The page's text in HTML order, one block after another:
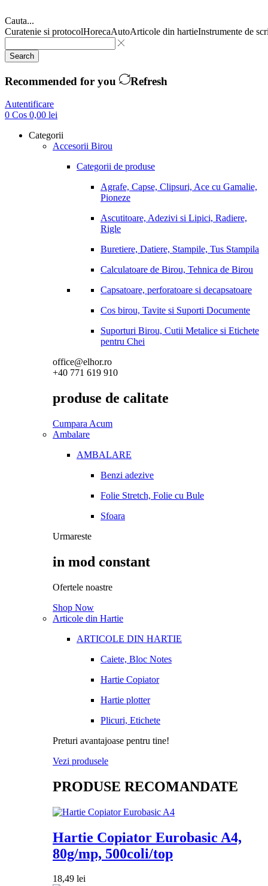
Cauta...
Curatenie si protocolHorecaAutoArticole din hartieInstrumente de
Search
Recommended for you Refresh
Autentificare
0 Cos 0,00 lei
Categorii
Accesorii Birou
Categorii de produse
Agrafe, Capse, Clipsuri, Ace cu Gamalie,
Pioneze
Ascutitoare, Adezivi si Lipici, Radiere,
Rigle
Buretiere, Datiere, Stampile, Tus Stampila
Calculatoare de Birou, Tehnica de Birou
Capsatoare, perforatoare si decapsatoare
Cos birou, Tavite si Suporti Documente
Suporturi Birou, Cutii Metalice si Etichete
pentru Chei
office@elhor.ro
+40 771 619 910
produse de calitate
Cumpara Acum
Ambalare
AMBALARE
Benzi adezive
Folie Stretch, Folie cu Bule
Sfoara
Urmareste
in mod constant
Ofertele noastre
Shop Now
Articole din Hartie
ARTICOLE DIN HARTIE
Caiete, Bloc Notes
Hartie Copiator
Hartie plotter
Plicuri, Etichete
Preturi avantajoase pentru tine!
Vezi produsele
PRODUSE RECOMANDATE
Hartie Copiator Eurobasic A4,
80g/mp, 500coli/top
18,49 lei